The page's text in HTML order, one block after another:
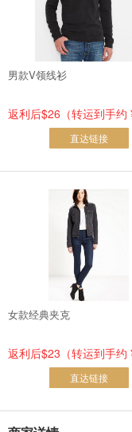
男款V领线衫
返利后$26（转运到手约
直达链接
女款经典夹克
返利后$23（转运到手约
直达链接